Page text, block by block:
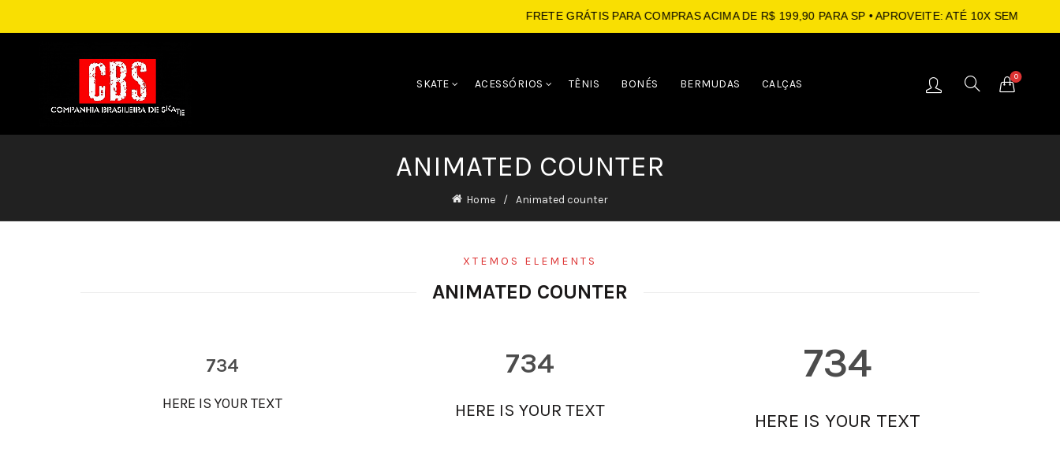
FRETE GRÁTIS PARA COMPRAS ACIMA DE R$ 199,90 PARA SP • APROVEITE: ATÉ 10X SEM JUROS NO
SKATE ACESSÓRIOS TÊNIS BONÉS BERMUDAS CALÇAS
0
ANIMATED COUNTER
Home Animated counter
XTEMOS ELEMENTS
ANIMATED COUNTER
734
HERE IS YOUR TEXT
734
HERE IS YOUR TEXT
734
HERE IS YOUR TEXT